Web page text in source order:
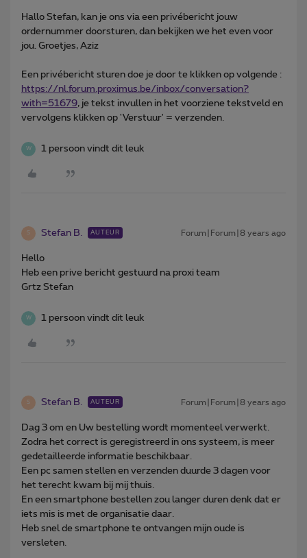
Hallo Stefan, kan je ons via een privébericht jouw
ordernummer doorsturen, dan bekijken we het even voor
jou. Groetjes, Aziz
Een privébericht sturen doe je door te klikken op volgende :
https://nl.forum.proximus.be/inbox/conversation?
with=51679, je tekst invullen in het voorziene tekstveld en
vervolgens klikken op 'Verstuur' = verzenden.
W 1 persoon vindt dit leuk
S Stefan B. AUTEUR Forum|Forum|8 years ago
Hello
Heb een prive bericht gestuurd na proxi team
Grtz Stefan
W 1 persoon vindt dit leuk
S Stefan B. AUTEUR Forum|Forum|8 years ago
Dag 3 om en Uw bestelling wordt momenteel verwerkt.
Zodra het correct is geregistreerd in ons systeem, is meer
gedetailleerde informatie beschikbaar.
Een pc samen stellen en verzenden duurde 3 dagen voor
het terecht kwam bij mij thuis.
En een smartphone bestellen zou langer duren denk dat er
iets mis is met de organisatie daar.
Heb snel de smartphone te ontvangen mijn oude is
versleten.